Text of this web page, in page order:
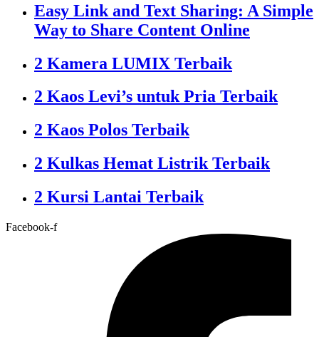
Easy Link and Text Sharing: A Simple
Way to Share Content Online
2 Kamera LUMIX Terbaik
2 Kaos Levi’s untuk Pria Terbaik
2 Kaos Polos Terbaik
2 Kulkas Hemat Listrik Terbaik
2 Kursi Lantai Terbaik
Facebook-f